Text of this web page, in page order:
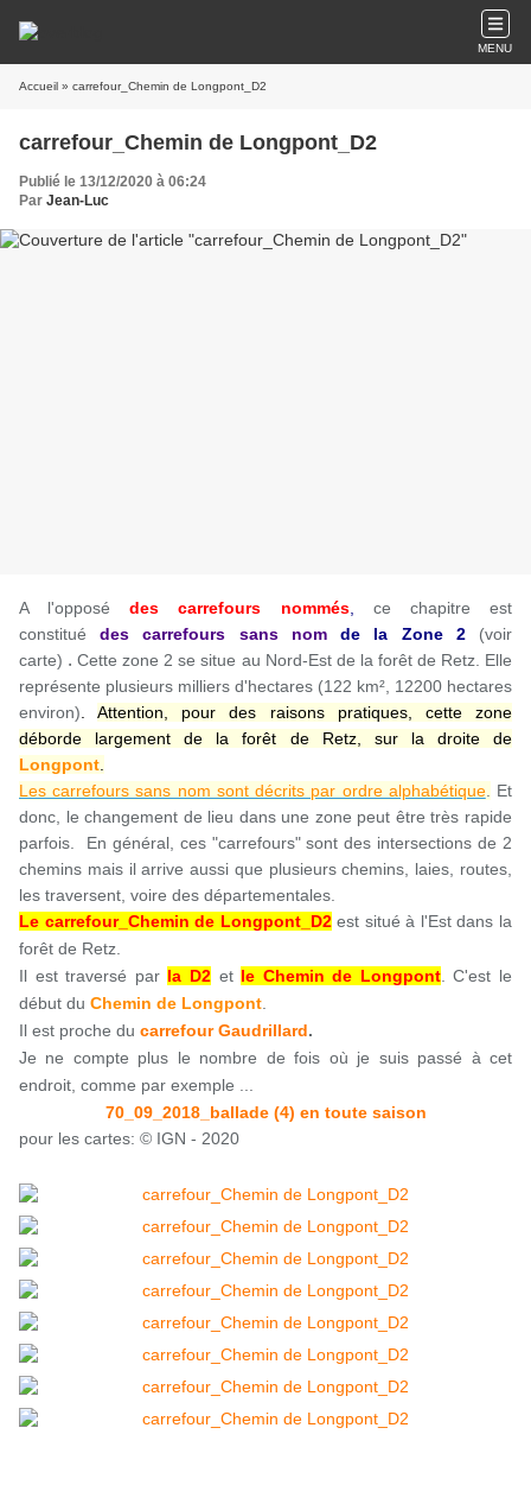
MENU
Accueil » carrefour_Chemin de Longpont_D2
carrefour_Chemin de Longpont_D2
Publié le 13/12/2020 à 06:24
Par Jean-Luc
A l'opposé des carrefours nommés,
ce chapitre est
constitué
des carrefours sans nom de la Zone 2
(voir
carte) . Cette zone 2 se situe au Nord-Est de la forêt de Retz. Elle
représente plusieurs milliers d'hectares (122 km², 12200 hectares
environ) .Attention, pour des raisons pratiques, cette zone
déborde largement de la forêt de Retz, sur la droite de
Longpont
Les carrefours sans nom sont décrits par ordre alphabétique.
Et
donc, le changement de lieu dans une zone peut être très rapide
parfois. En général, ces "carrefours" sont des intersections de 2
chemins mais il arrive aussi que plusieurs chemins, laies, routes,
les traversent, voire des départementales.
Le carrefour_Chemin de Longpont_D2est situé à l'Est dans la
forêt de Retz.
Il est traversé par la D2et le Chemin de Longpont. C'est le
début du Chemin de Longpont
Il est proche du carrefour Gaudrillard.
Je ne compte plus le nombre de fois où je suis passé à cet
endroit, comme par exemple ...
70_09_2018_ballade (4) en toute saison
pour les cartes: © IGN - 2020